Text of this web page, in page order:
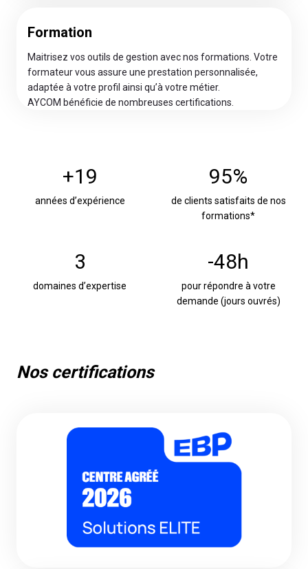
Formation
Maitrisez vos outils de gestion avec nos formations. Votre
formateur vous assure une prestation personnalisée,
adaptée à votre profil ainsi qu’à votre métier.
AYCOM bénéficie de nombreuses certifications.
+19
années d’expérience
%
95%
de clients satisfaits de nos
formations*
3
domaines d’expertise
-48h
pour répondre à votre
demande (jours ouvrés)
Nos certifications